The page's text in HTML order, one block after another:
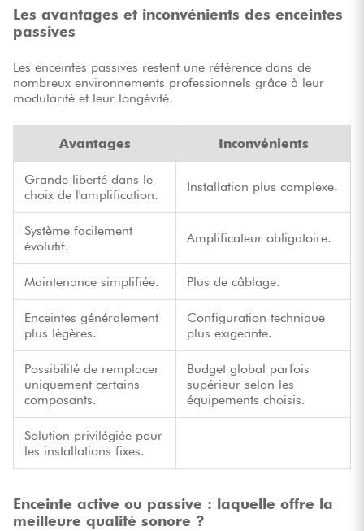
Les avantages et inconvénients des enceintes
passives
Les enceintes passives restent une référence dans de
nombreux environnements professionnels grâce à leur
modularité et leur longévité.
Avantages Inconvénients
Grande liberté dans le
choix de l'amplification.
Installation plus complexe.
Système facilement
évolutif.
Amplificateur obligatoire.
Maintenance simplifiée. Plus de câblage.
Enceintes généralement
plus légères.
Configuration technique
plus exigeante.
Possibilité de remplacer
uniquement certains
composants.
Budget global parfois
supérieur selon les
équipements choisis.
Solution privilégiée pour
les installations fixes.
Enceinte active ou passive : laquelle offre la
meilleure qualité sonore ?